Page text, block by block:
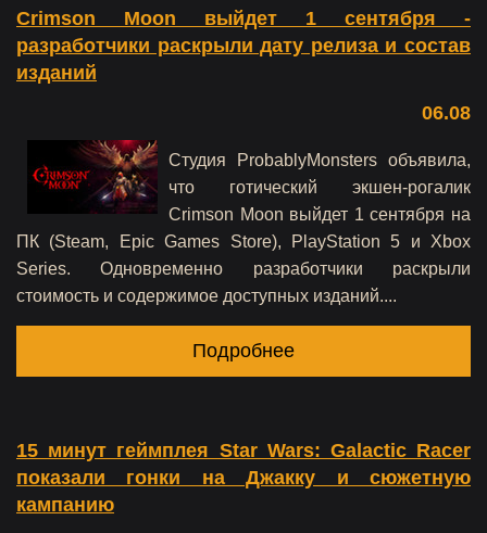
Crimson Moon выйдет 1 сентября -
разработчики раскрыли дату релиза и состав
изданий
06.08
Студия ProbablyMonsters объявила,
что готический экшен-рогалик
Crimson Moon выйдет 1 сентября на
ПК (Steam, Epic Games Store), PlayStation 5 и Xbox
Series. Одновременно разработчики раскрыли
стоимость и содержимое доступных изданий....
Подробнее
15 минут геймплея Star Wars: Galactic Racer
показали гонки на Джакку и сюжетную
кампанию